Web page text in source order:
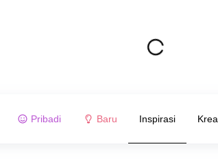
Pribadi Baru Inspirasi